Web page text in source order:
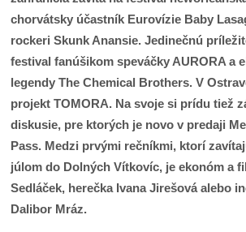
chorvátsky účastník Eurovízie Baby
rockeri Skunk Anansie. Jedinečnú
festival fanúšikom speváčky AURORA a
legendy The Chemical Brothers. V
projekt TOMORA. Na svoje si prídu tiež
diskusie, pre ktorých je novo v predaji
Pass. Medzi prvými rečníkmi, ktorí
júlom do Dolných Vítkovíc, je ekonóm a
Sedláček, herečka Ivana Jirešová alebo
Dalibor Mráz.